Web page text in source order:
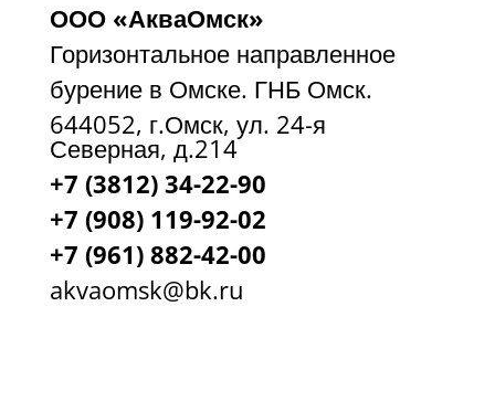
ООО «АкваОмск»
Горизонтальное направленное
бурение в Омске. ГНБ Омск.
644052, г.Омск, ул. 24-я
Северная, д.214
+7 (3812) 34-22-90
+7 (908) 119-92-02
+7 (961) 882-42-00
akvaomsk@bk.ru